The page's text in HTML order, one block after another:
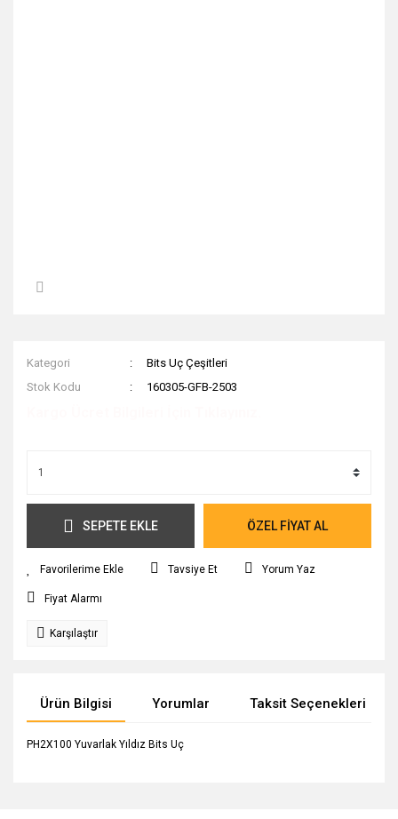
Kategori
Bits Uç Çeşitleri
Stok Kodu
160305-GFB-2503
SEPETE EKLE ÖZEL FİYAT AL
Tavsiye Et Yorum Yaz
Fiyat Alarmı
Karşılaştır
Ürün Bilgisi Yorumlar Taksit Seçenekleri
PH2X100 Yuvarlak Yıldız Bits Uç